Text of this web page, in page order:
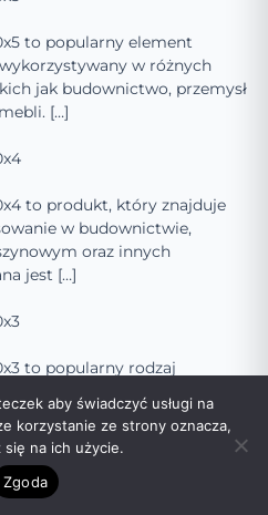
to popularny element
w różnych
jak budownictwo, przemysł
[…]
to produkt, który znajduje
w budownictwie,
oraz innych
jest […]
to popularny rodzaj
maszynowym oraz
aby świadczyć usługi na
korzystanie ze strony oznacza,
się na ich użycie.
Zgoda